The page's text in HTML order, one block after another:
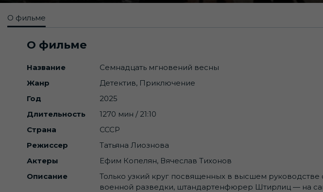
О фильме
О фильме
Название
Семнадцать мгновений весны
Жанр
Детектив, Приключение
Год
2025
Длительность
1270 мин / 21:10
Страна
СССР
Режиссер
Татьяна Лиознова
Актеры
Ефим Копелян, Вячеслав Тихонов
Описание
Только узкий круг посвященных в высшем
военной разведки, штандартенфюрер Штирлиц — на